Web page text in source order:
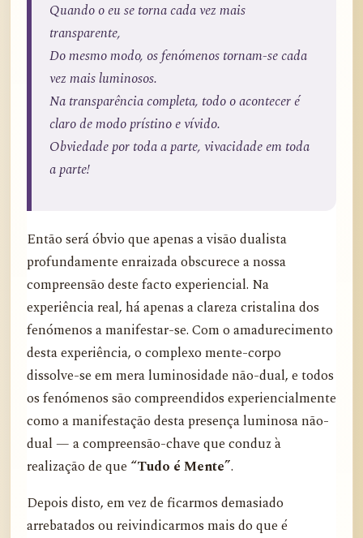
Quando o eu se torna cada vez mais
transparente,
Do mesmo modo, os fenómenos tornam-se cada
vez mais luminosos.
Na transparência completa, todo o acontecer é
claro de modo prístino e vívido.
Obviedade por toda a parte, vivacidade em toda
a parte!
Então será óbvio que apenas a visão dualista
profundamente enraizada obscurece a nossa
compreensão deste facto experiencial. Na
experiência real, há apenas a clareza cristalina dos
fenómenos a manifestar-se. Com o amadurecimento
desta experiência, o complexo mente-corpo
dissolve-se em mera luminosidade não-dual, e todos
os fenómenos são compreendidos experiencialmente
como a manifestação desta presença luminosa não-
dual — a compreensão-chave que conduz à
realização de que “Tudo é Mente”.
Depois disto, em vez de ficarmos demasiado
arrebatados ou reivindicarmos mais do que é